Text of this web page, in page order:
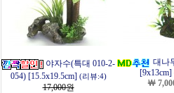
야자수(특대 010-2-
054) [15.5x19.5cm] (리뷰:4)
17,000원
대나
[9x13cm]
￦